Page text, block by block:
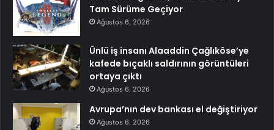
Tam Sürüme Geçiyor
Ağustos 6, 2026
Ünlü iş insanı Alaaddin Çağlıköse’ye
kafede bıçaklı saldırının görüntüleri
ortaya çıktı
Ağustos 6, 2026
Avrupa’nın dev bankası el değiştiriyor
Ağustos 6, 2026